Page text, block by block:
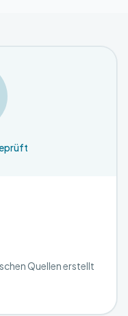
Quellen erstellt